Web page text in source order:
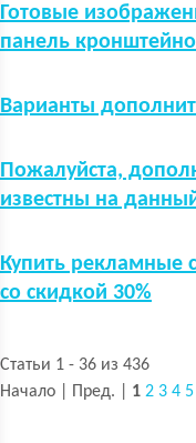
Готовые
панель
Варианты
Пожалуйcта,
известны на
Купить рекламные
со скидкой 30%
Статьи 1 - 36 из 436
Начало | Пред. | 1 2 3 4 5